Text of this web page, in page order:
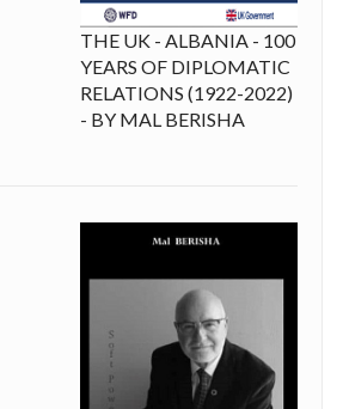
THE UK - ALBANIA - 100
YEARS OF DIPLOMATIC
RELATIONS (1922-2022)
- BY MAL BERISHA